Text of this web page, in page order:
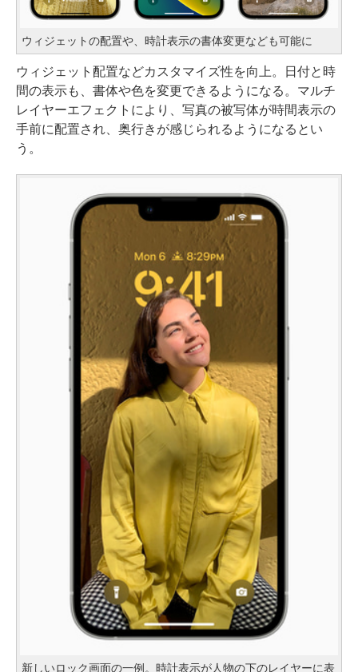
ウィジェットの配置や、時計表示の書体変更なども可能に
ウィジェット配置などカスタマイズ性を向上。日付と時
間の表示も、書体や色を変更できるようになる。マルチ
レイヤーエフェクトにより、写真の被写体が時間表示の
手前に配置され、奥行きが感じられるようになるとい
う。
新しいロック画面の一例。時計表示が人物の下のレイヤーに表